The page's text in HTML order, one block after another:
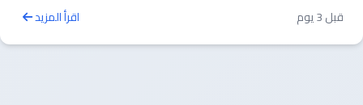
قبل 3 يوم
اقرأ المزيد